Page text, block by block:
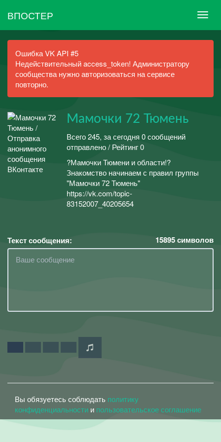
ВПОСТЕР
Ошибка VK API #5
Недействительный access_token! Администратору
сообщества нужно авторизоваться на сервисе
повторно.
Мамочки 72 Тюмень
Всего 245, за сегодня 0 сообщений
отправлено / Рейтинг 0
?Мамочки Тюмени и области!?
Знакомство начинаем с правил группы
"Мамочки 72 Тюмень"
https://vk.com/topic-
83152007_40205654
Текст сообщения: 15895символов
Вы обязуетесь соблюдать политику
конфиденциальности и пользовательское соглашение